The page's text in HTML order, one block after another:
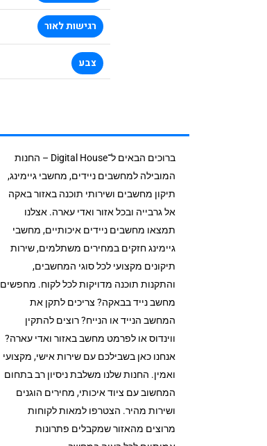
רגישות לאור
צבע
ברוכים הבאים ל־Digital House – החנות
המובילה למחשבים ניידים, מחשבי גיימינג,
תיקון מחשבים ושירותי תוכנה באזור באקה
אל גרבייה ובכל אזור ואדי עארה. אצלנו
תמצאו מחשבים ניידים איכותיים, מחשבי
גיימינג חזקים במחירים משתלמים, שירות
תיקונים מקצועי לכל סוגי המחשבים,
והתקנות תוכנה מדויקות לכל לקוח. מחפשים
מחשב נייד בבאקה? צריכים לתקן את
המחשב הנייד או הנייח? רוצים להתקין
ווינדוס או לפרמט מחשב באזור ואדי עארה?
אנחנו כאן בשבילכם עם שירות אישי, מקצועי
ואמין. החנות שלנו משלבת ניסיון רב בתחום
המחשוב עם ציוד איכותי, מחירים הוגנים
ושירות מהיר. הצטרפו למאות לקוחות
מרוצים מהאזור שמקבלים פתרונות